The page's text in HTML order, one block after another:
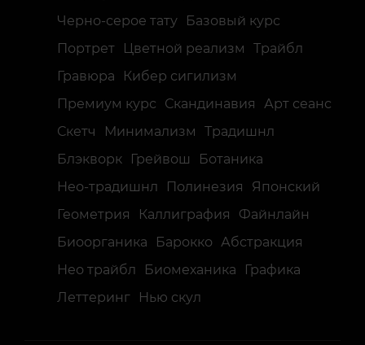
Черно-серое тату
Базовый курс
Портрет
Цветной реализм
Трайбл
Гравюра
Кибер сигилизм
Премиум курс
Скандинавия
Арт сеанс
Скетч
Минимализм
Традишнл
Блэкворк
Грейвош
Ботаника
Нео-традишнл
Полинезия
Японский
Геометрия
Каллиграфия
Файнлайн
Биоорганика
Барокко Абстракция
Нео трайбл
Биомеханика
Графика
Леттеринг
Нью скул